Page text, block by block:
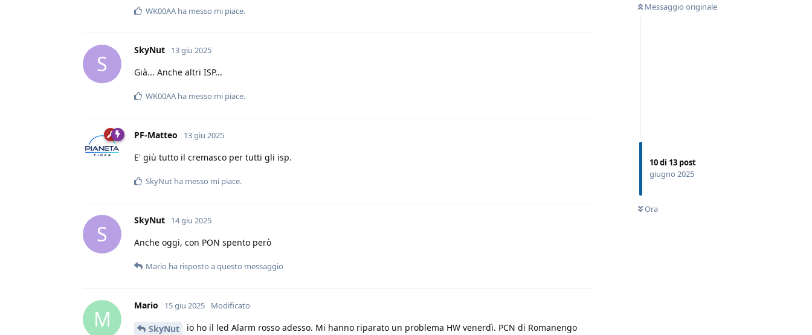
Messaggio originale
10di 13 post
giugno 2025
Ora
WK00AA ha messo mi piace.
S
SkyNut 13 giu 2025
Già... Anche altri ISP...
WK00AA ha messo mi piace.
PF-Matteo 13 giu 2025
E' giù tutto il cremasco per tutti gli isp.
SkyNut ha messo mi piace.
S
SkyNut 14 giu 2025
Anche oggi, con PON spento però
Mario ha risposto a questo messaggio
M
Mario 15 giu 2025 Modificato
SkyNut
io ho il led Alarm rosso adesso. Mi hanno riparato un problema HW venerdì. PCN di Romanengo